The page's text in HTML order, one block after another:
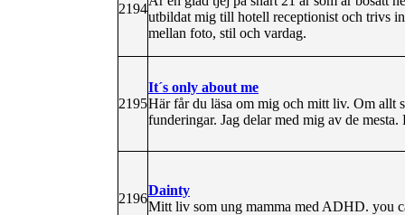
2194
utbildat mig till hotell receptionist och trivs
mellan foto, stil och vardag.
2195
It´s only about me
Här får du läsa om mig och mitt liv. Om allt
funderingar. Jag delar med mig av de
2196
Dainty
Mitt liv som ung mamma med ADHD. you